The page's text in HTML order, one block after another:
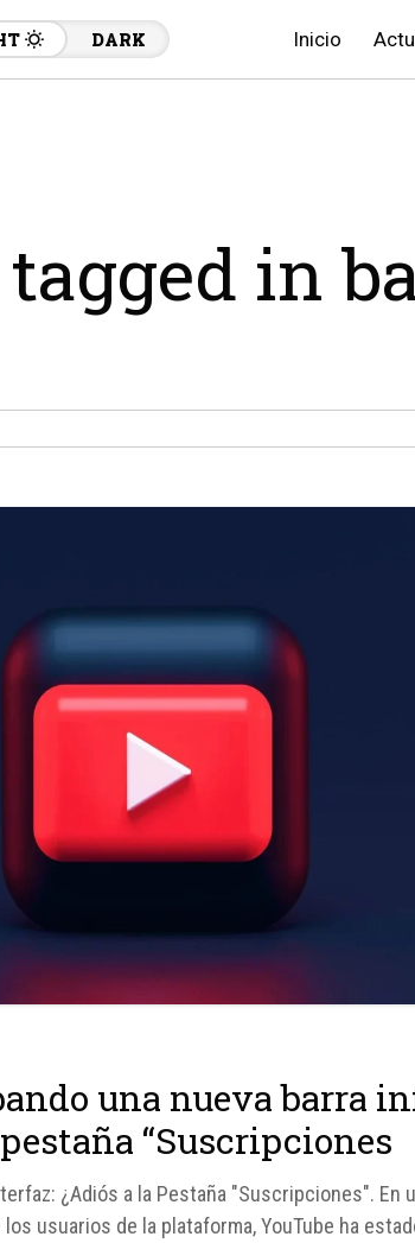
DARK Inicio
in
una nueva barra
“Suscripciones
¿Adiós a la Pestaña "Suscripciones". En
usuarios de la plataforma, YouTube ha